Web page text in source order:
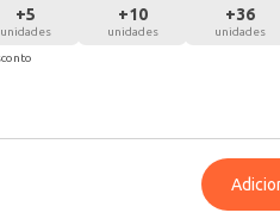
+5
unidades
+10
unidades
+36
unidades